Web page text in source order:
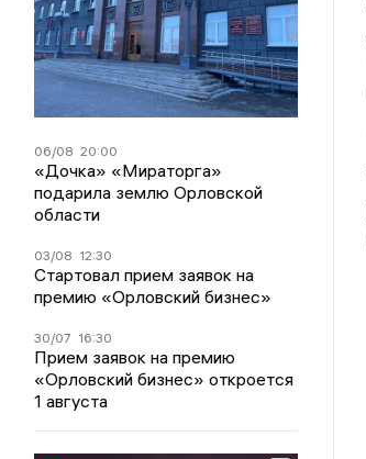
06/08 20:00
«Дочка» «Мираторга»
подарила землю Орловской
области
03/08 12:30
Стартовал прием заявок на
премию «Орловский бизнес»
30/07 16:30
Прием заявок на премию
«Орловский бизнес» откроется
1 августа